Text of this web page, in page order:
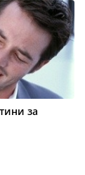
за